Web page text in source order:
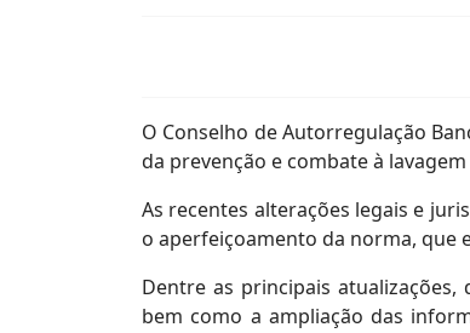
O Conselho de Autorregulação
da prevenção e combate à
As recentes alterações legais e
o aperfeiçoamento da norma, que
Dentre as principais atualizações,
bem como a ampliação das